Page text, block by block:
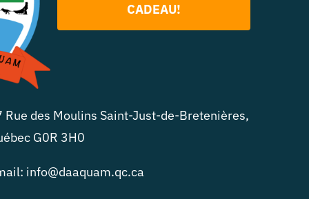
CADEAU!
Rue des Moulins Saint-Just-de-Bretenières,
G0R 3H0
info@daaquam.qc.ca